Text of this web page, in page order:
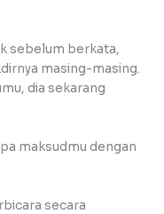
sebelum berkata,
masing-masing.
dia sekarang
maksudmu dengan
secara